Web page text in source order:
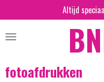
direct
naar
Altijd
fotoafdrukken